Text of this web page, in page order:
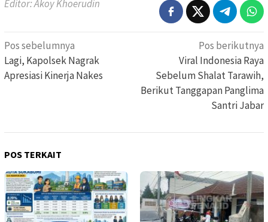
Editor: Akoy Khoerudin
Navigasi
pos
Pos sebelumnya
Lagi, Kapolsek Nagrak
Apresiasi Kinerja Nakes
Pos berikutnya
Viral Indonesia Raya
Sebelum Shalat Tarawih,
Berikut Tanggapan Panglima
Santri Jabar
POS TERKAIT